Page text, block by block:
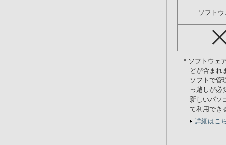
ソフト
* ソフトウェ
どが含まれ
ソフトで管
っ越しが必
新しいパソ
て利用でき
詳細はこ